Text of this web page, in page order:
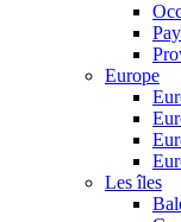
Europe
Les îles